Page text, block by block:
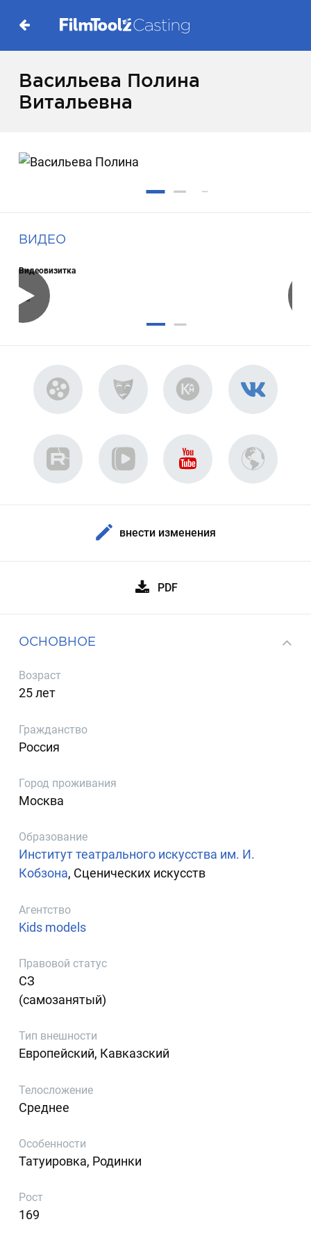
Васильева Полина
Витальевна
ВИДЕО
Видеовизитка
внести изменения
PDF
ОСНОВНОЕ
Возраст
25 лет
Гражданство
Россия
Город проживания
Москва
Образование
Институт театрального искусства им. И.
Кобзона, Сценических искусств
Агентство
Kids models
Правовой статус
СЗ
(самозанятый)
Тип внешности
Европейский, Кавказский
Телосложение
Среднее
Особенности
Татуировка, Родинки
Рост
169